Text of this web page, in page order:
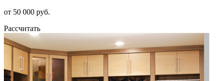
от 50 000 руб.
Рассчитать